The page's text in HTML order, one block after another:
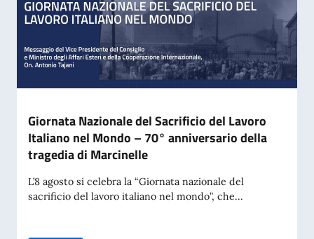
Giornata Nazionale del Sacrificio del Lavoro
Italiano nel Mondo – 70° anniversario della
tragedia di Marcinelle
L’8 agosto si celebra la “Giornata nazionale del
sacrificio del lavoro italiano nel mondo”, che...